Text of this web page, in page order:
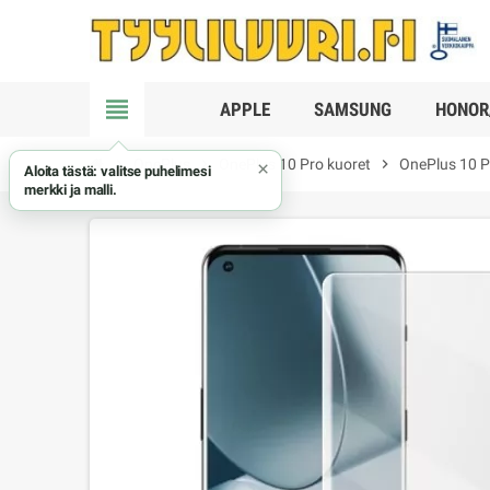
view_headline APPLE SAMSUNG
chevron_right OnePlus chevron_right OnePlus 10 Pro kuoret chevron_right OnePlus 10
Aloita tästä: valitse puhelimesi
merkki ja malli.
×